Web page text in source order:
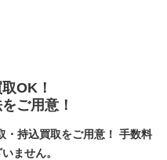
OK！
ご用意！
・持込買取をご用意！ 手数料
ません。